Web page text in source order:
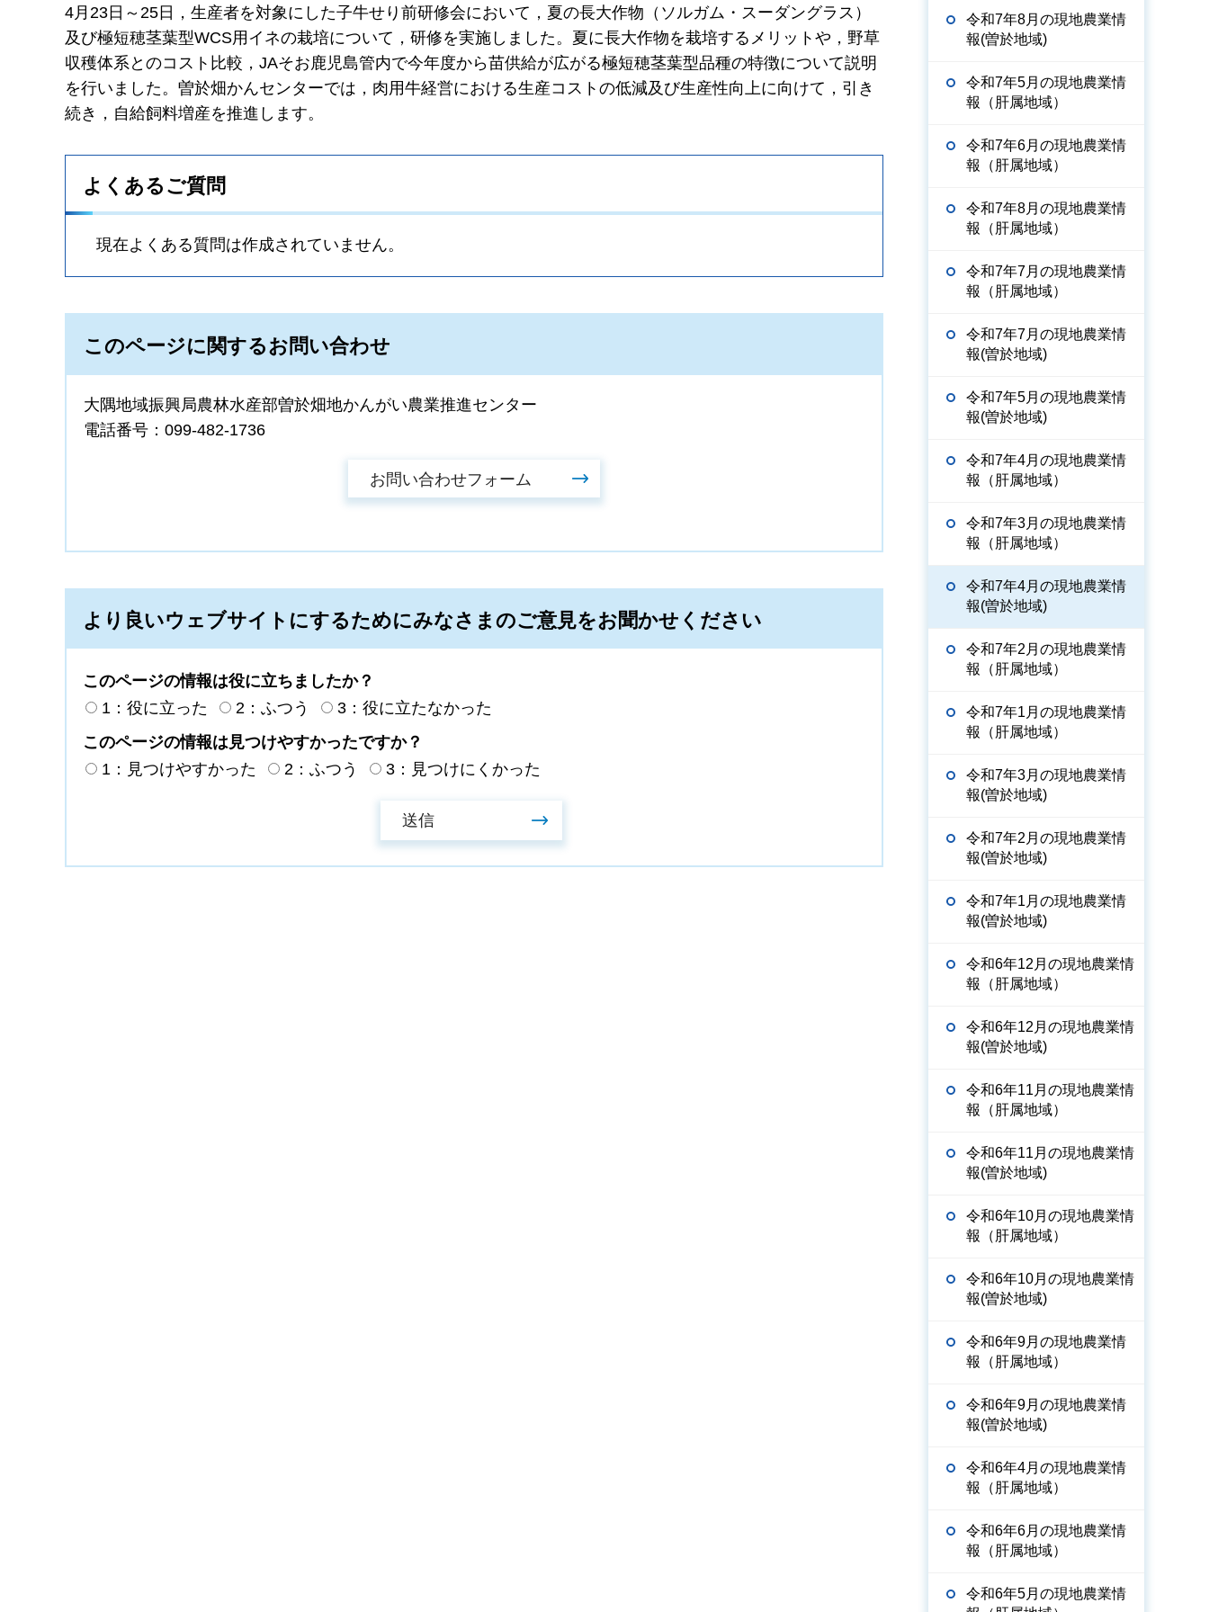
4月23日～25日，生産者を対象にした子牛せり前研修会において，夏の長大作物（ソルガム・スーダングラス）
及び極短穂茎葉型WCS用イネの栽培について，研修を実施しました。夏に長大作物を栽培するメリットや，野草
収穫体系とのコスト比較，JAそお鹿児島管内で今年度から苗供給が広がる極短穂茎葉型品種の特徴について説明
を行いました。曽於畑かんセンターでは，肉用牛経営における生産コストの低減及び生産性向上に向けて，引き
続き，自給飼料増産を推進します。
よくあるご質問
現在よくある質問は作成されていません。
このページに関するお問い合わせ
大隅地域振興局農林水産部曽於畑地かんがい農業推進センター
電話番号：099-482-1736
より良いウェブサイトにするためにみなさまのご意見をお聞かせください
このページの情報は役に立ちましたか？
1：役に立った
2：ふつう
3：役に立たなかった
このページの情報は見つけやすかったですか？
1：見つけやすかった
2：ふつう 3：見つけにくかった
令和7年8月の現地農業情
報(曽於地域)
令和7年5月の現地農業情
報（肝属地域）
令和7年6月の現地農業情
報（肝属地域）
令和7年8月の現地農業情
報（肝属地域）
令和7年7月の現地農業情
報（肝属地域）
令和7年7月の現地農業情
報(曽於地域)
令和7年5月の現地農業情
報(曽於地域)
令和7年4月の現地農業情
報（肝属地域）
令和7年3月の現地農業情
報（肝属地域）
令和7年4月の現地農業情
報(曽於地域)
令和7年2月の現地農業情
報（肝属地域）
令和7年1月の現地農業情
報（肝属地域）
令和7年3月の現地農業情
報(曽於地域)
令和7年2月の現地農業情
報(曽於地域)
令和7年1月の現地農業情
報(曽於地域)
令和6年12月の現地農業情
報（肝属地域）
令和6年12月の現地農業情
報(曽於地域)
令和6年11月の現地農業情
報（肝属地域）
令和6年11月の現地農業情
報(曽於地域)
令和6年10月の現地農業情
報（肝属地域）
令和6年10月の現地農業情
報(曽於地域)
令和6年9月の現地農業情
報（肝属地域）
令和6年9月の現地農業情
報(曽於地域)
令和6年4月の現地農業情
報（肝属地域）
令和6年6月の現地農業情
報（肝属地域）
令和6年5月の現地農業情